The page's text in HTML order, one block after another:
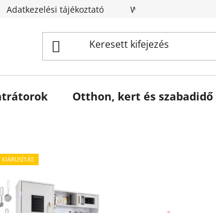
Adatkezelési tájékoztató Webáruház értékelése
Otthon, kert és szabadidő
KIÁRUSÍTÁS